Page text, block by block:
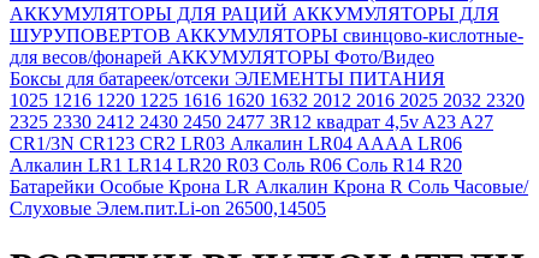
АККУМУЛЯТОРЫ ДЛЯ РАЦИЙ АККУМУЛЯТОРЫ ДЛЯ
ШУРУПОВЕРТОВ АККУМУЛЯТОРЫ свинцово-кислотные-
для весов/фонарей АККУМУЛЯТОРЫ Фото/Видео
Боксы для батареек/отсеки ЭЛЕМЕНТЫ ПИТАНИЯ
1025 1216 1220 1225 1616 1620 1632 2012 2016 2025 2032 2320
2325 2330 2412 2430 2450 2477 3R12 квадрат 4,5v A23 A27
CR1/3N CR123 CR2 LR03 Алкалин LR04 AAAA LR06
Алкалин LR1 LR14 LR20 R03 Соль R06 Соль R14 R20
Батарейки Особые Крона LR Алкалин Крона R Соль Часовые/
Слуховые Элем.пит.Li-on 26500,14505